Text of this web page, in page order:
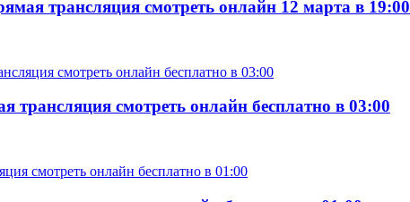
трансляция смотреть онлайн 12 марта в 19:00
трансляция смотреть онлайн бесплатно в 03:00